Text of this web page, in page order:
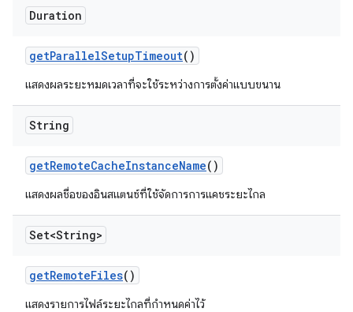
Duration
getParallelSetupTimeout()
แสดงผลระยะหมดเวลาที่จะใช้ระหว่างการตั้งค่าแบบขนาน
String
getRemoteCacheInstanceName()
แสดงผลชื่อของอินสแตนซ์ที่ใช้จัดการการแคชระยะไกล
Set<String>
getRemoteFiles()
แสดงรายการไฟล์ระยะไกลที่กำหนดค่าไว้